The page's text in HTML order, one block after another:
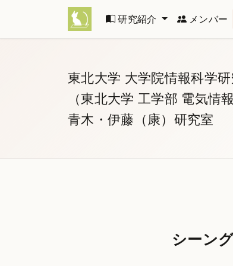
研究紹介 メンバー
東北大学 大学院情報科学
（東北大学 工学部 電気情
青木・伊藤（康）研究室
シーン